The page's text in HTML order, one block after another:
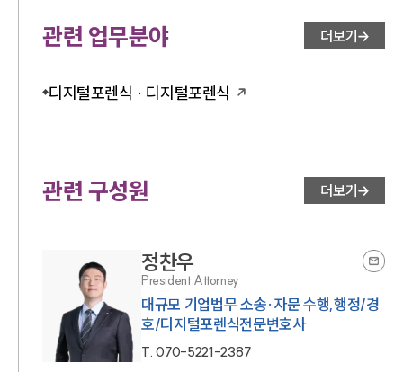
관련 업무분야 더보기
디지털포렌식 · 디지털포렌식
관련 구성원 더보기
정찬우
President Attorney
대규모 기업법무 소송·자문 수행,행정/경
호/디지털포렌식전문변호사
T.070-5221-2387